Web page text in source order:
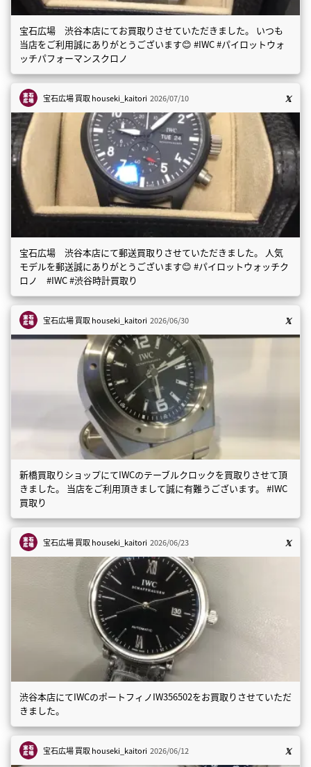
宝石広場 渋谷本店にてお買取りさせていただきました。 いつも
当店をご利用誠にありがとうございます😊 #IWC #パイロットウォ
ッチパフォーマンスクロノ
宝石広場 買取houseki_kaitori 2026/07/10
宝石広場 渋谷本店にて郵送買取りさせていただきました。 人気
モデルを郵送誠にありがとうございます😊 #パイロットウォッチク
ロノ #IWC #渋谷時計買取り
宝石広場 買取houseki_kaitori 2026/06/30
新橋買取りショップにてIWCのテーブルクロックを買取りさせて頂
きました。 当店をご利用頂きまして誠に有難うございます。 #IWC
買取り
宝石広場 買取houseki_kaitori 2026/06/23
渋谷本店にてIWCのポートフィノIW356502をお買取りさせていただ
きました。
宝石広場 買取houseki_kaitori 2026/06/12